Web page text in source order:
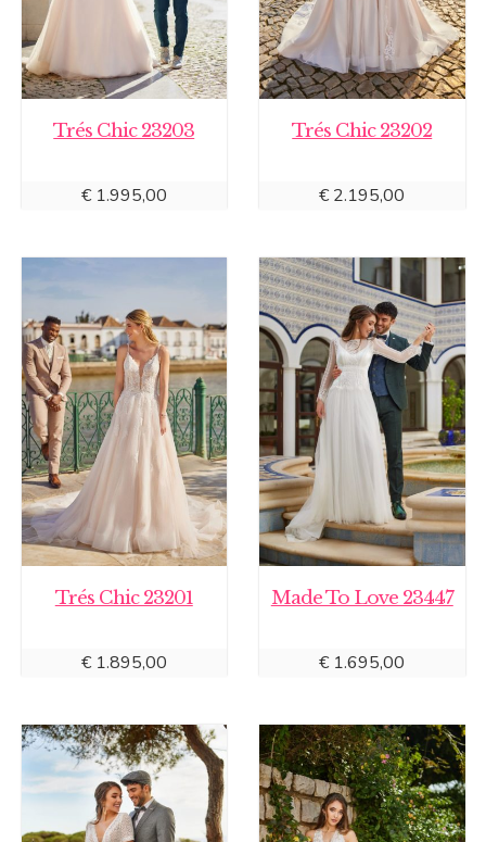
Trés Chic 23203
€1.995,00
Trés Chic 23202
€2.195,00
Trés Chic 23201
€1.895,00
Made To Love 23447
€1.695,00